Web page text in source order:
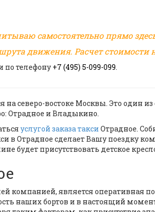
самостоятельно прямо
движения. Расчет стоимости
по телефону +7 (495) 5-099-099.
северо-востоке Москвы. Это один
Отрадное и Владыкино.
услугой заказа такси Отрадное.
в Отрадное сделает Вашу поездку
будет присутствовать детское
компанией, является оперативная
наших бортов и в настоящий